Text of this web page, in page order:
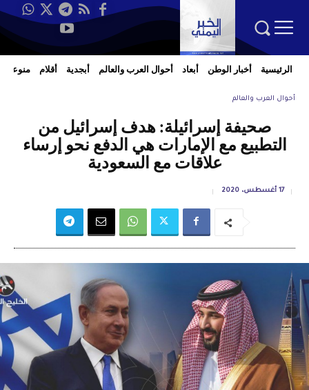
الرئيسية أخبار الوطن أبعاد أحوال العرب والعالم أبجدية أقلام منوعات
أحوال العرب والعالم
صحيفة إسرائيلة: هدف إسرائيل من
التطبيع مع الإمارات هي الدفع نحو إرساء
علاقات مع السعودية
17 أغسطس، 2020